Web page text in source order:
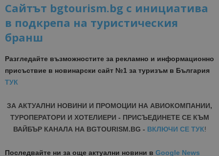
Сайтът bgtourism.bg с инициатива
в подкрепа на туристическия
бранш
Разгледайте възможностите за рекламно и информационно
присъствие в новинарски сайт №1 за туризъм в България
ТУК
ЗА АКТУАЛНИ НОВИНИ И ПРОМОЦИИ НА АВИОКОМПАНИИ,
ТУРОПЕРАТОРИ И ХОТЕЛИЕРИ - ПРИСЪЕДИНЕТЕ СЕ КЪМ
ВАЙБЪР КАНАЛА НА BGTOURISM.BG - ВКЛЮЧИ СЕ ТУК!
Последвайте ни за още актуални новини в Google News